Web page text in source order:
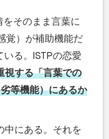
そのまま言葉に
覚）が補助機能だ
る。ISTPの恋愛
視する「言葉での
等機能）にあるか
中にある。それを